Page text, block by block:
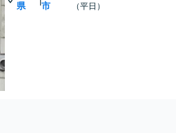
県
市
（平日）